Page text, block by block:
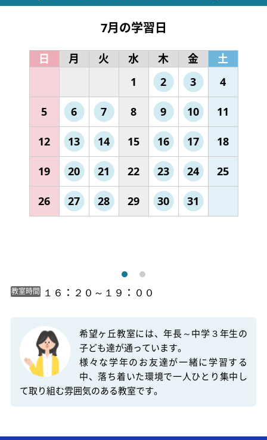
7月の学習日
日 月 火 水 木 金
土
1
2 3 4
5 6 7 8 9 10 11
12 13 14 15 16 17 18
19 20 21 22 23 24 25
26 27 28 29 30 31
教室時間 １６：２０～１９：００
希望ヶ丘教室には、年長～中学３年生の
子ども達が通っています。
様々な学年のお友達が一緒に学習する
中、落ち着いた環境で一人ひとり集中し
て取り組む雰囲気のある教室です。